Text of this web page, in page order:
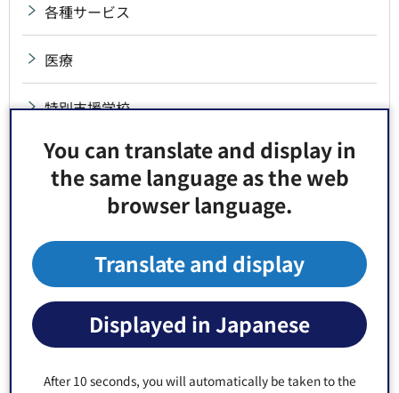
You can translate and display in
the same language as the web
browser language.
Translate and display
Displayed in Japanese
After 10 seconds, you will automatically be taken to the
各種サービス
医療
特別支援学校
雇用・就労
施設・事業者
障害福祉サービス費等に係る請求等（事業者向
障害理解のための啓発（イベントやお知らせ）
計画・計画推進等